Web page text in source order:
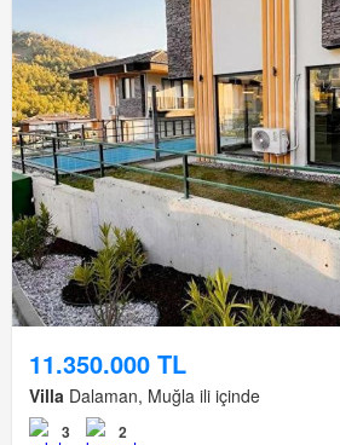
11.350.000 TL
Villa Dalaman, Muğla ili içinde
3 2